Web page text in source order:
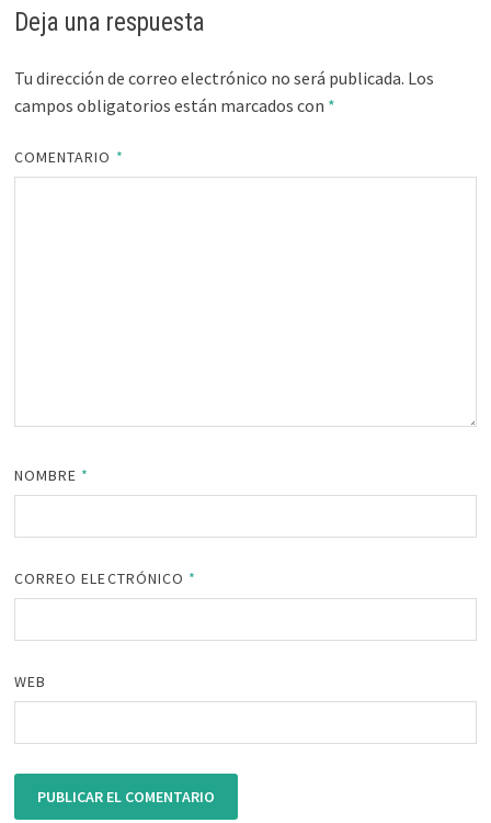
Deja una respuesta
Tu dirección de correo electrónico no será publicada. Los
campos obligatorios están marcados con *
COMENTARIO *
NOMBRE *
CORREO ELECTRÓNICO *
WEB